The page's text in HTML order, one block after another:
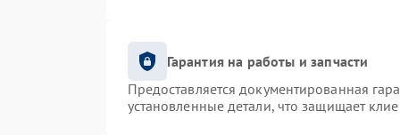
Гарантия на работы и запчасти
Предоставляется документированная
установленные детали, что защищает